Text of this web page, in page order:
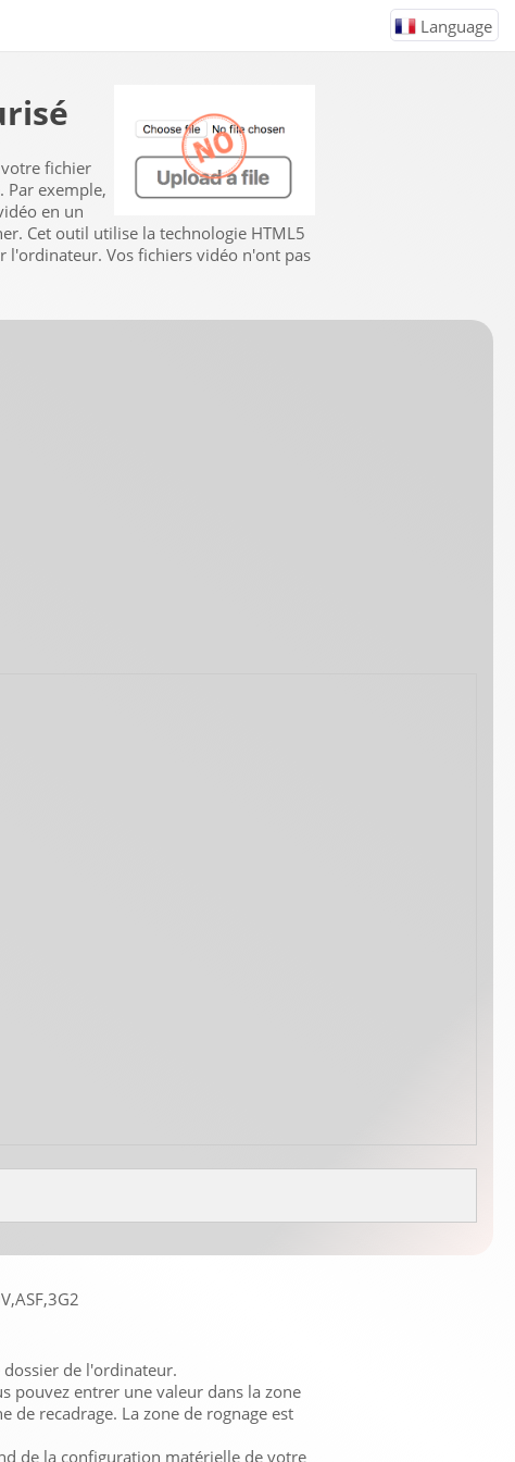
Language
fichier
Par exemple,
en un
Cet outil utilise la technologie HTML5
l'ordinateur. Vos fichiers vidéo n'ont pas
de l'ordinateur.
pouvez entrer une valeur dans la zone
de recadrage. La zone de rognage est
de la configuration matérielle de votre